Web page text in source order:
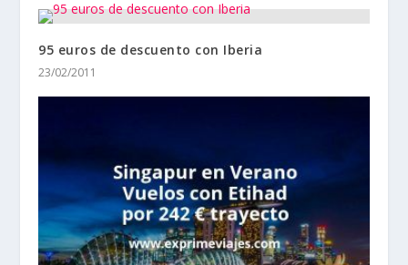
95 euros de descuento con Iberia
23/02/2011